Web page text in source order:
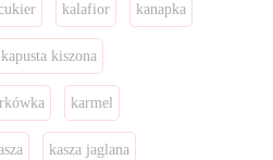
kalafior kanapka
kapusta kiszona
karmel
kasza jaglana